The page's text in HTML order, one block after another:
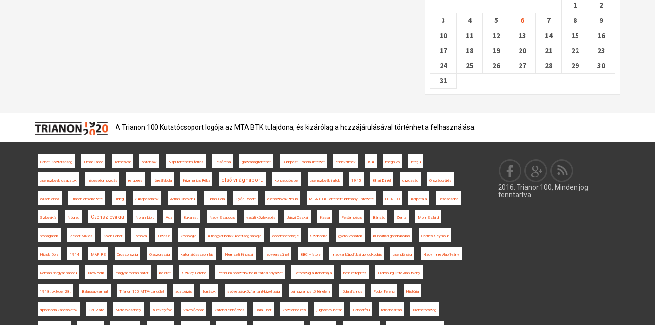
1
2
3
4 5 6 7 8
9
10
11 12 13 14 15
16
17
18 19 20 21 22
23
24
25 26 27 28 29
30
31
A Trianon 100 Kutatócsoport logója az MTA BTK tulajdona, és kizárólag a hozzájárulásával történhet a felhasználása.
Bánáti Köztársaság Timár Gábor Temesvár optánsok Napi történelmi forrás Felsőrépa gazdaságtörténet Budapesti Francia Intézet emlékérmék USA meghívó interjú
csehszlovák csapatok népességmozgás refugees főreáliskola Krizmanics Réka első világháború koncepciós per csehszlovák iratok 1945 Bihari Dániel gazdaság Országgyűlés
Wilson elnök Trianon emlékezete Hideg külkapcsolatok Adrian Cioroianu Lucian Boia Győri Róbert csehszlovakizmus MTA BTK Történettudományi Intézete HERITO Kárpátalja Békéscsaba
Szlovákia Nógrád Csehszlovákia Noran Libro Ada Bukarest Nagy Szabolcs vasúti közlekedés Jászi Oszkár Kassa Felsőmoécs Bánság Zenta Mohr Szilárd
propaganda Zeidler Miklós Koloh Gábor Tornova Elzász kronológia A magyar békeküldöttség naplója december elseje Szabadka gyerekvonatok külpolitikai gondolkodás Charles Seymour
Hicsik Dóra 1914 MAPIRE Oroszország Olaszország katonai összeomlás Nemzeti Kincstár fegyverszünet BBC History magyar külpolitikai gondolkodás csendőrség Nagy Imre Alapítvány
Román-magyar háború New York magyar-román határ kézirat Sziklay Ferenc Prémium posztdoktori kutatási pályázat Tótország autonómiája nemzetépítés Habsburg Ottó Alapítvány
1918. október 28. Balassagyarmat Trianon 100 MTA-Lendület adatbázis források szövetségközi antant-bizottság párhuzamos történelem föderalizmus Fodor Ferenc História
diplomáciai kapcsolatok Gali Máté Marosvásárhely Székelyföld Vavro Šrobár katonai ellenőrzés Balla Tibor közélelmezés jugoszláv határ Pándorfalu románosítás Németország
2016. Trianon100, Minden jog
fenntartva